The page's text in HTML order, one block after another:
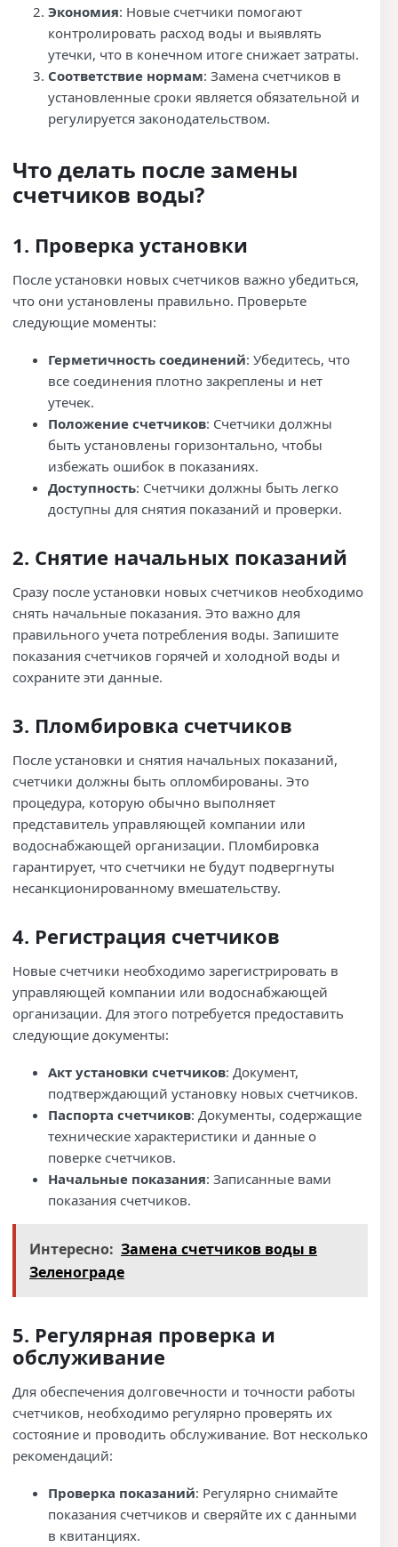
Экономия: Новые счетчики помогают
контролировать расход воды и выявлять
утечки, что в конечном итоге снижает затраты.
Соответствие нормам: Замена счетчиков в
установленные сроки является обязательной и
регулируется законодательством.
Что делать после замены
счетчиков воды?
1. Проверка установки
После установки новых счетчиков важно убедиться,
что они установлены правильно. Проверьте
следующие моменты:
Герметичность соединений: Убедитесь, что
все соединения плотно закреплены и нет
утечек.
Положение счетчиков: Счетчики должны
быть установлены горизонтально, чтобы
избежать ошибок в показаниях.
Доступность: Счетчики должны быть легко
доступны для снятия показаний и проверки.
2. Снятие начальных показаний
Сразу после установки новых счетчиков необходимо
снять начальные показания. Это важно для
правильного учета потребления воды. Запишите
показания счетчиков горячей и холодной воды и
сохраните эти данные.
3. Пломбировка счетчиков
После установки и снятия начальных показаний,
счетчики должны быть опломбированы. Это
процедура, которую обычно выполняет
представитель управляющей компании или
водоснабжающей организации. Пломбировка
гарантирует, что счетчики не будут подвергнуты
несанкционированному вмешательству.
4. Регистрация счетчиков
Новые счетчики необходимо зарегистрировать в
управляющей компании или водоснабжающей
организации. Для этого потребуется предоставить
следующие документы:
Акт установки счетчиков: Документ,
подтверждающий установку новых счетчиков.
Паспорта счетчиков: Документы, содержащие
технические характеристики и данные о
поверке счетчиков.
Начальные показания: Записанные вами
показания счетчиков.
Интересно: Замена счетчиков воды в
Зеленограде
5. Регулярная проверка и
обслуживание
Для обеспечения долговечности и точности работы
счетчиков, необходимо регулярно проверять их
состояние и проводить обслуживание. Вот несколько
рекомендаций:
Проверка показаний: Регулярно снимайте
показания счетчиков и сверяйте их с данными
в квитанциях.